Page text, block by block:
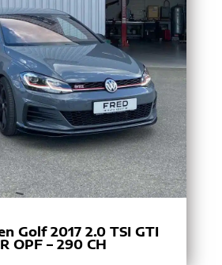
Golf 2017 2.0 TSI GTI
OPF – 290 CH